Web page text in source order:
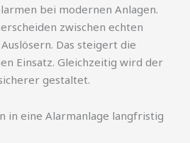
bei modernen Anlagen.
zwischen echten
Das steigert die
Einsatz. Gleichzeitig wird der
gestaltet.
in eine Alarmanlage langfristig